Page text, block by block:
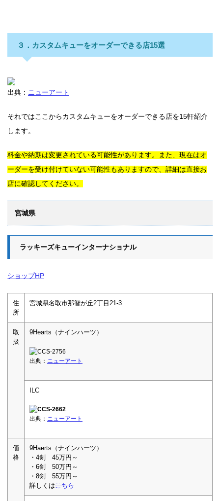
３．カスタムキューをオーダーできる店15選
出典： ニューアート
それではここからカスタムキューをオーダーできる店を15軒紹介
します。
料金や納期は変更されている可能性があります。また、現在はオ
ーダーを受け付けていない可能性もありますので、詳細は直接お
店に確認してください。
宮城県
ラッキーズキューインターナショナル
ショップHP
住
所
宮城県名取市那智が丘2丁目21-3
取
扱
9Hearts（ナインハーツ）
出典： ニューアート
ILC
出典： ニューアート
価
格
9Haerts（ナインハーツ）
・4剣 45万円～
・6剣 50万円～
・8剣 55万円～
詳しくはこちら